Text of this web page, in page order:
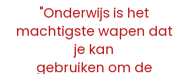
"Onderwijs is het
machtigste wapen dat
je kan
gebruiken om de